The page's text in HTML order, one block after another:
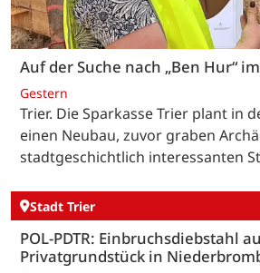
Auf der Suche nach „Ben Hur“
Gestern
Trier. Die Sparkasse Trier plant in
einen Neubau, zuvor graben
stadtgeschichtlich interessanten
Stadt Trier
POL-PDTR: Einbruchsdiebstahl
Privatgrundstück in